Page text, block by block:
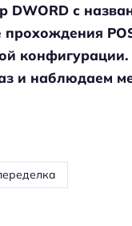
DWORD с
прохождения
конфигурации.
и наблюдаем